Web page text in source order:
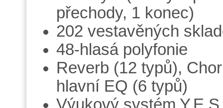
přechody, 1 konec)
202 vestavěných
48-hlasá polyfonie
Reverb (12 typů),
hlavní EQ (6 typů)